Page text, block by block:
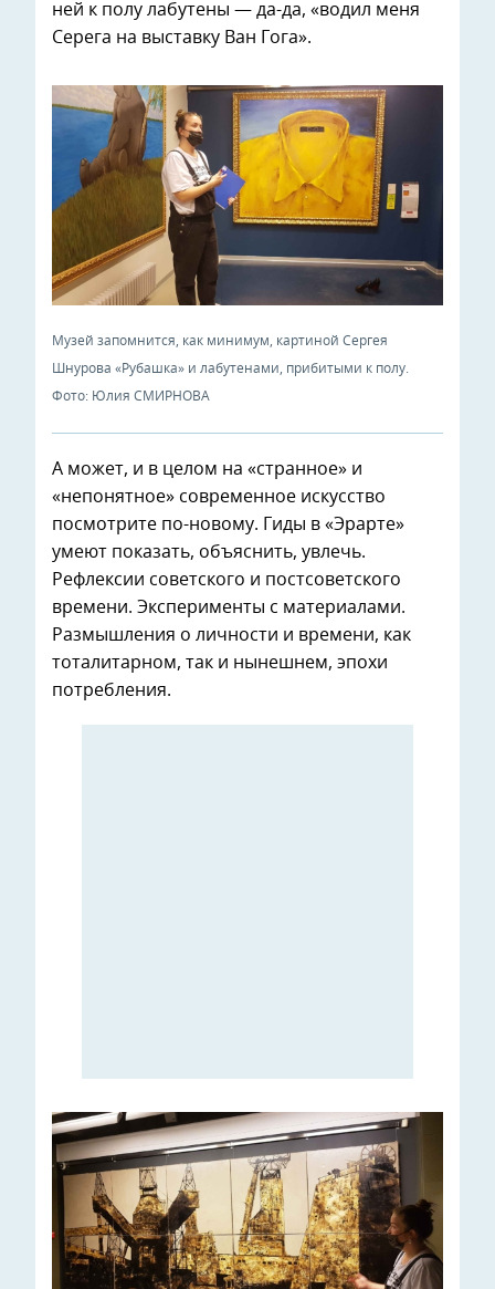
ней к полу лабутены — да-да, «водил меня
Серега на выставку Ван Гога».
Музей запомнится, как минимум, картиной Сергея
Шнурова «Рубашка» и лабутенами, прибитыми к полу.
Фото: Юлия СМИРНОВА
А может, и в целом на «странное» и
«непонятное» современное искусство
посмотрите по-новому. Гиды в «Эрарте»
умеют показать, объяснить, увлечь.
Рефлексии советского и постсоветского
времени. Эксперименты с материалами.
Размышления о личности и времени, как
тоталитарном, так и нынешнем, эпохи
потребления.